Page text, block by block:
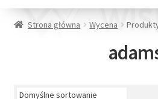
Strona główna Wycena